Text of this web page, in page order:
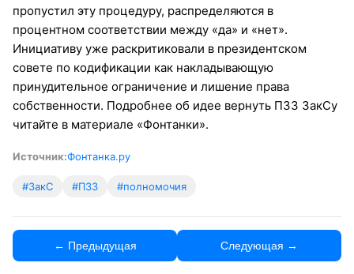
пропустил эту процедуру, распределяются в
процентном соответствии между «да» и «нет».
Инициативу уже раскритиковали в президентском
совете по кодификации как накладывающую
принудительное ограничение и лишение права
собственности. Подробнее об идее вернуть ПЗЗ ЗакСу
читайте в материале «Фонтанки».
Источник:Фонтанка.ру
#ЗакС #ПЗЗ #полномочия
← Предыдущая Следующая →